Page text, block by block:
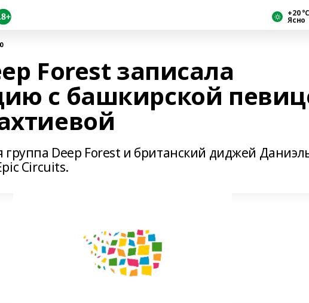
+20 °С
Ясно
Forest записала
с башкирской
группа Deep Forest и британский диджей
Circuits.